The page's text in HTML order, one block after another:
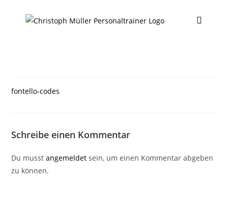
fontello-codes
Schreibe einen Kommentar
Du musstangemeldet sein, um einen Kommentar abgeben
zu können.